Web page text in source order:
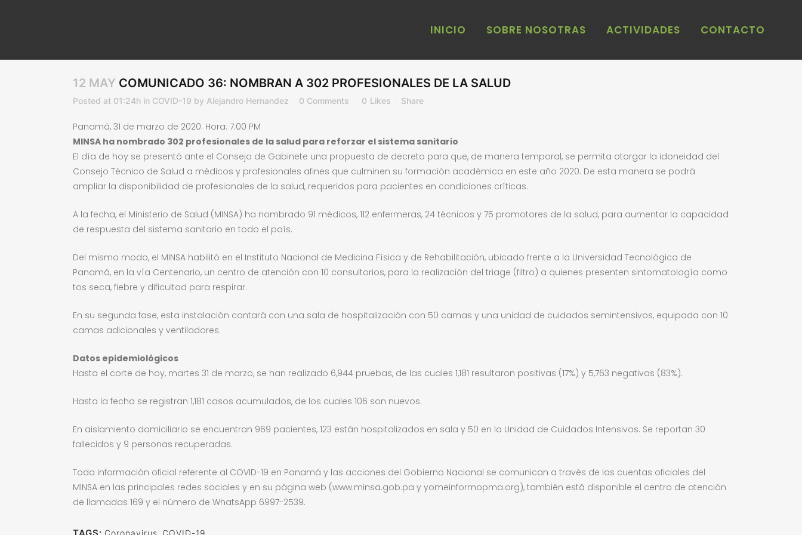
INICIO SOBRE NOSOTRAS ACTIVIDADES CONTACTO
12 MAY COMUNICADO 36: NOMBRAN A 302 PROFESIONALES DE LA SALUD
Posted at 01:24h in COVID-19 by Alejandro Hernandez 0 Comments 0 Likes Share
Panamá, 31 de marzo de 2020. Hora: 7:00 PM
MINSA ha nombrado 302 profesionales de la salud para reforzar el sistema sanitario
El día de hoy se presentó ante el Consejo de Gabinete una propuesta de decreto para que, de manera temporal, se permita otorgar la idoneidad del
Consejo Técnico de Salud a médicos y profesionales afines que culminen su formación académica en este año 2020. De esta manera se podrá
ampliar la disponibilidad de profesionales de la salud, requeridos para pacientes en condiciones críticas.
A la fecha, el Ministerio de Salud (MINSA) ha nombrado 91 médicos, 112 enfermeras, 24 técnicos y 75 promotores de la salud, para aumentar la capacidad
de respuesta del sistema sanitario en todo el país.
Del mismo modo, el MINSA habilitó en el Instituto Nacional de Medicina Física y de Rehabilitación, ubicado frente a la Universidad Tecnológica de
Panamá, en la vía Centenario, un centro de atención con 10 consultorios, para la realización del triage (filtro) a quienes presenten sintomatología como
tos seca, fiebre y dificultad para respirar.
En su segunda fase, esta instalación contará con una sala de hospitalización con 50 camas y una unidad de cuidados semintensivos, equipada con 10
camas adicionales y ventiladores.
Datos epidemiológicos
Hasta el corte de hoy, martes 31 de marzo, se han realizado 6,944 pruebas, de las cuales 1,181 resultaron positivas (17%) y 5,763 negativas (83%).
Hasta la fecha se registran 1,181 casos acumulados, de los cuales 106 son nuevos.
En aislamiento domiciliario se encuentran 969 pacientes, 123 están hospitalizados en sala y 50 en la Unidad de Cuidados Intensivos. Se reportan 30
fallecidos y 9 personas recuperadas.
Toda información oficial referente al COVID-19 en Panamá y las acciones del Gobierno Nacional se comunican a través de las cuentas oficiales del
MINSA en las principales redes sociales y en su página web (www.minsa.gob.pa y yomeinformopma.org), también está disponible el centro de atención
de llamadas 169 y el número de WhatsApp 6997-2539.
Coronavirus COVID-19